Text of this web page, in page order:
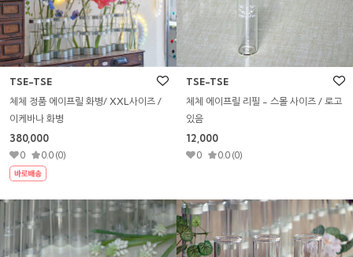
TSE-TSE
체체 정품 에이프릴 화병/ XXL사이즈 /
이케바나 화병
380,000
0 0.0 (0)
TSE-TSE
체체 에이프릴 리필 - 스몰 사이즈 / 로고
있음
12,000
0 0.0 (0)